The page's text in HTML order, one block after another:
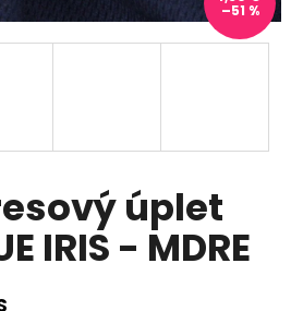
úplet
IRIS - MDRE
–51 %
HĽADAŤ